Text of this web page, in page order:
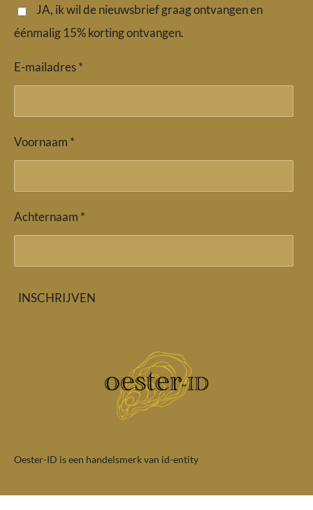
r
m
p
JA, ik wil de nieuwsbrief graag ontvangen en
éénmalig 15% korting ontvangen.
E-mailadres *
Voornaam *
Achternaam *
INSCHRIJVEN
Oester-ID is een handelsmerk van id-entity